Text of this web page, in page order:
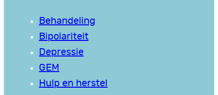
Behandeling
Bipolariteit
Depressie
GEM
Hulp en herstel